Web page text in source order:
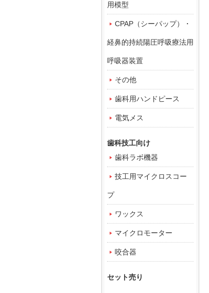
用模型
CPAP（シーパップ）・
経鼻的持続陽圧呼吸療法用
呼吸器装置
その他
歯科用ハンドピース
電気メス
歯科技工向け
歯科ラボ機器
技工用マイクロスコー
プ
ワックス
マイクロモーター
咬合器
セット売り